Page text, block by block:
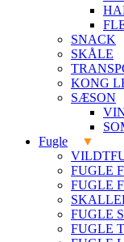
SNACK
SKÅLE
KONG
SÆSON
Fugle
FUGLE
FUGLE
FUGLE
FUGLE